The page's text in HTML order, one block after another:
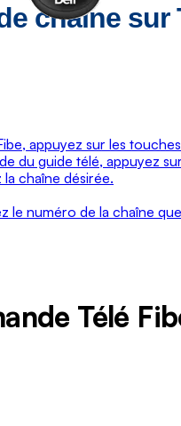
chaîne sur
appuyez sur les touches
du guide télé, appuyez sur
chaîne désirée.
le numéro de la chaîne
Télé